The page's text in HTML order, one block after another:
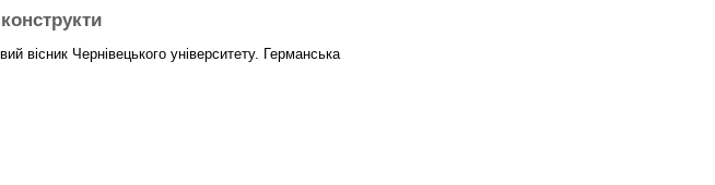
вісник Чернівецького університету. Германська